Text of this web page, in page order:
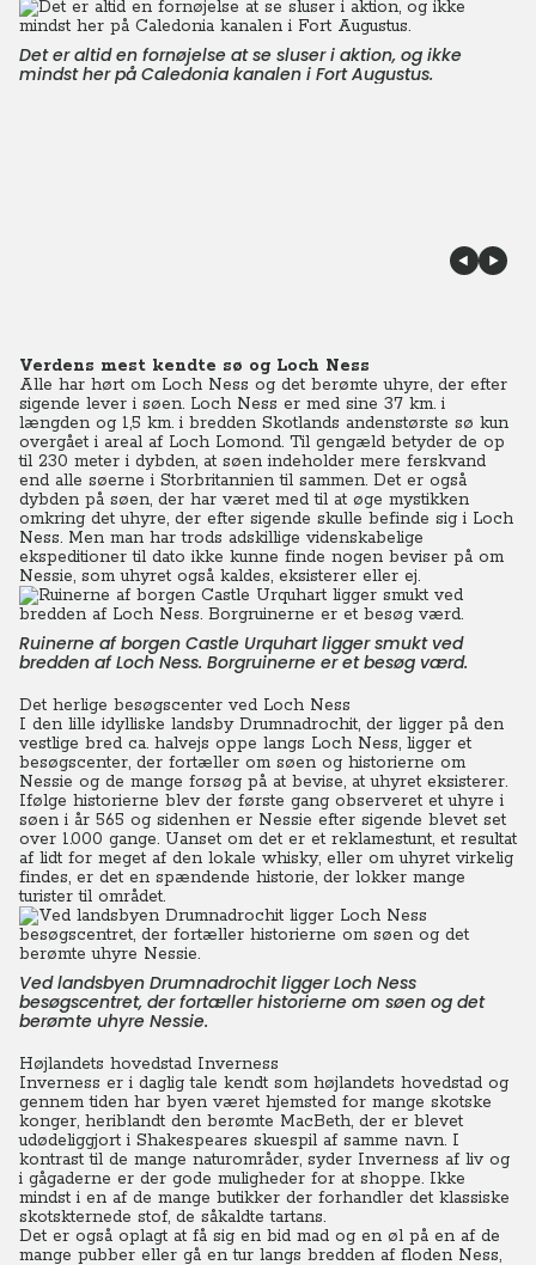
Det er altid en fornøjelse at se sluser i aktion, og ikke
mindst her på Caledonia kanalen i Fort Augustus.
Verdens mest kendte sø og Loch Ness
Alle har hørt om Loch Ness og det berømte uhyre, der efter
sigende lever i søen. Loch Ness er med sine 37 km. i
længden og 1,5 km. i bredden Skotlands andenstørste sø kun
overgået i areal af Loch Lomond. Til gengæld betyder de op
til 230 meter i dybden, at søen indeholder mere ferskvand
end alle søerne i Storbritannien til sammen. Det er også
dybden på søen, der har været med til at øge mystikken
omkring det uhyre, der efter sigende skulle befinde sig i Loch
Ness. Men man har trods adskillige videnskabelige
ekspeditioner til dato ikke kunne finde nogen beviser på om
Nessie, som uhyret også kaldes, eksisterer eller ej.
Ruinerne af borgen Castle Urquhart ligger smukt ved
bredden af Loch Ness. Borgruinerne er et besøg værd.
Det herlige besøgscenter ved Loch Ness
I den lille idylliske landsby Drumnadrochit, der ligger på den
vestlige bred ca. halvejs oppe langs Loch Ness, ligger et
besøgscenter, der fortæller om søen og historierne om
Nessie og de mange forsøg på at bevise, at uhyret eksisterer.
Ifølge historierne blev der første gang observeret et uhyre i
søen i år 565 og sidenhen er Nessie efter sigende blevet set
over 1.000 gange. Uanset om det er et reklamestunt, et resultat
af lidt for meget af den lokale whisky, eller om uhyret virkelig
findes, er det en spændende historie, der lokker mange
turister til området.
Ved landsbyen Drumnadrochit ligger Loch Ness
besøgscentret, der fortæller historierne om søen og det
berømte uhyre Nessie.
Højlandets hovedstad Inverness
Inverness er i daglig tale kendt som højlandets hovedstad og
gennem tiden har byen været hjemsted for mange skotske
konger, heriblandt den berømte MacBeth, der er blevet
udødeliggjort i Shakespeares skuespil af samme navn. I
kontrast til de mange naturområder, syder Inverness af liv og
i gågaderne er der gode muligheder for at shoppe. Ikke
mindst i en af de mange butikker der forhandler det klassiske
skotskternede stof, de såkaldte tartans.
Det er også oplagt at få sig en bid mad og en øl på en af de
mange pubber eller gå en tur langs bredden af floden Ness,